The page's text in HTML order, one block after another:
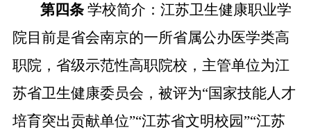
第四条 学校简介：江苏卫生健康职业学
院目前是省会南京的一所省属公办医学类高
职院，省级示范性高职院校， 主管单位为江
苏省卫生健康委员会，被评为“国家技能人才
培育突出贡献单位”“江苏省文明校园”“江苏